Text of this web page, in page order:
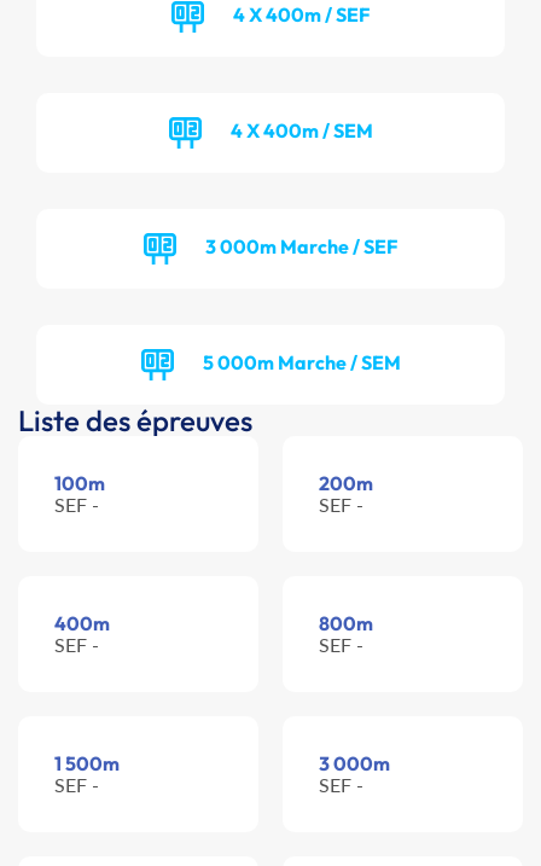
4 X 400m / SEF
4 X 400m / SEM
3 000m Marche / SEF
5 000m Marche / SEM
Liste des épreuves
100m
SEF -
200m
SEF -
400m
SEF -
800m
SEF -
1 500m
SEF -
3 000m
SEF -